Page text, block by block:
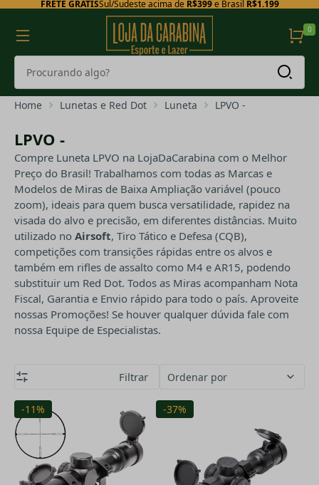
FRETE GRÁTISSul/Sudeste acima de R$399e Brasil R$1.199
0
Home Lunetas e Red Dot Luneta LPVO -
LPVO -
Compre Luneta LPVO na LojaDaCarabina com o Melhor
Preço do Brasil! Trabalhamos com todas as Marcas e
Modelos de Miras de Baixa Ampliação variável (pouco
zoom), ideais para quem busca versatilidade, rapidez na
visada do alvo e precisão, em diferentes distâncias. Muito
utilizado no Airsoft, Tiro Tático e Defesa (CQB),
competições com transições rápidas entre os alvos e
também em rifles de assalto como M4 e AR15, podendo
substituir um Red Dot. Todos as Miras acompanham Nota
Fiscal, Garantia e Envio rápido para todo o país. Aproveite
nossas Promoções! Se houver qualquer dúvida fale com
nossa Equipe de Especialistas.
Filtrar Ordenar por
-11% -37%